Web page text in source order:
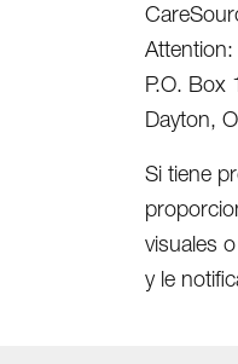
P.O. Box
Dayton,
Si tiene
visuales
y le